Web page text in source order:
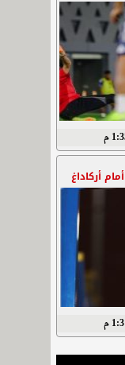
أركاداغ